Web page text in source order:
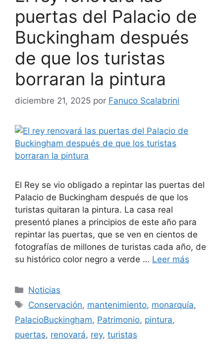
puertas del Palacio de
Buckingham después
de que los turistas
borraran la pintura
diciembre 21, 2025 por Fanuco Scalabrini
El Rey se vio obligado a repintar las puertas del
Palacio de Buckingham después de que los
turistas quitaran la pintura. La casa real
presentó planes a principios de este año para
repintar las puertas, que se ven en cientos de
fotografías de millones de turistas cada año, de
su histórico color negro a verde … Leer más
Categorías
Noticias
Etiquetas
Conservación, mantenimiento, monarquía,
PalacioBuckingham, Patrimonio, pintura,
puertas, renovará, rey, turistas